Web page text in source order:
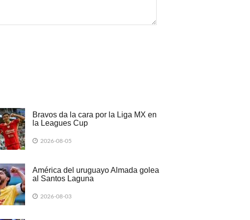
Bravos da la cara por la Liga MX en
la Leagues Cup
2026-08-05
América del uruguayo Almada golea
al Santos Laguna
2026-08-03